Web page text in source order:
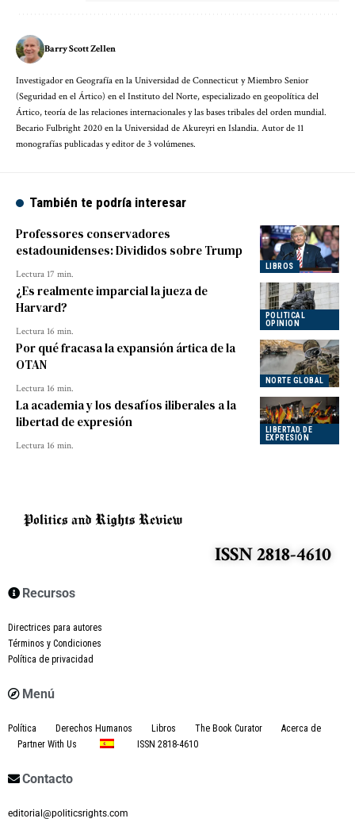
Barry Scott Zellen
Investigador en Geografía en la Universidad de Connecticut y Miembro Senior
(Seguridad en el Ártico) en el Instituto del Norte, especializado en geopolítica del
Ártico, teoría de las relaciones internacionales y las bases tribales del orden mundial.
Becario Fulbright 2020 en la Universidad de Akureyri en Islandia. Autor de 11
monografías publicadas y editor de 3 volúmenes.
También te podría interesar
LIBROS
Professores conservadores
estadounidenses: Divididos sobre Trump
Lectura 17 min.
POLITICAL
OPINION
¿Es realmente imparcial la jueza de
Harvard?
Lectura 16 min.
NORTE GLOBAL
Por qué fracasa la expansión ártica de la
OTAN
Lectura 16 min.
LIBERTAD DE
EXPRESIÓN
La academia y los desafíos iliberales a la
libertad de expresión
Lectura 16 min.
ISSN 2818-4610
Recursos
Directrices para autores
Términos y Condiciones
Política de privacidad
Menú
Política Derechos Humanos Libros The Book Curator
Acerca de
Partner With Us
ISSN 2818-4610
Contacto
editorial@politicsrights.com